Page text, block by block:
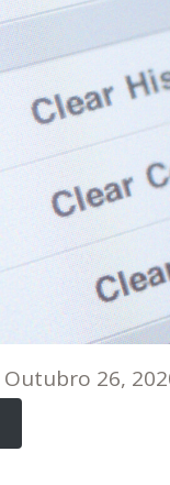
Outubro 26,